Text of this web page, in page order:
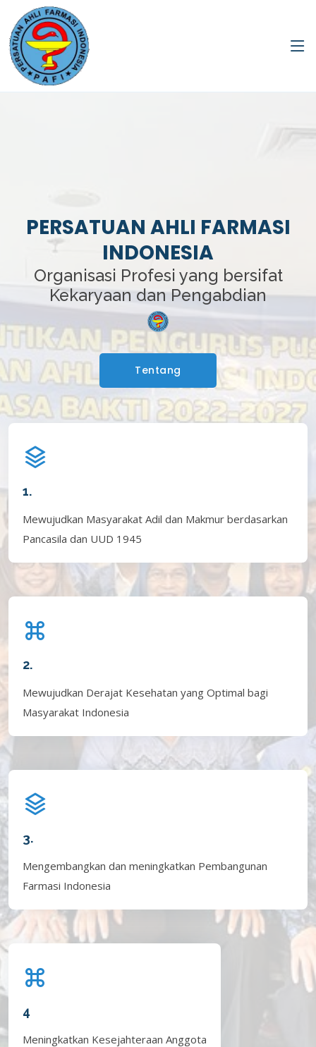
PERSATUAN AHLI FARMASI
INDONESIA
Organisasi Profesi yang bersifat
Kekaryaan dan Pengabdian
Tentang
1.
Mewujudkan Masyarakat Adil dan Makmur berdasarkan
Pancasila dan UUD 1945
2.
Mewujudkan Derajat Kesehatan yang Optimal bagi
Masyarakat Indonesia
3.
Mengembangkan dan meningkatkan Pembangunan
Farmasi Indonesia
4
Meningkatkan Kesejahteraan Anggota